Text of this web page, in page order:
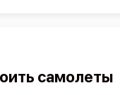
самолеты